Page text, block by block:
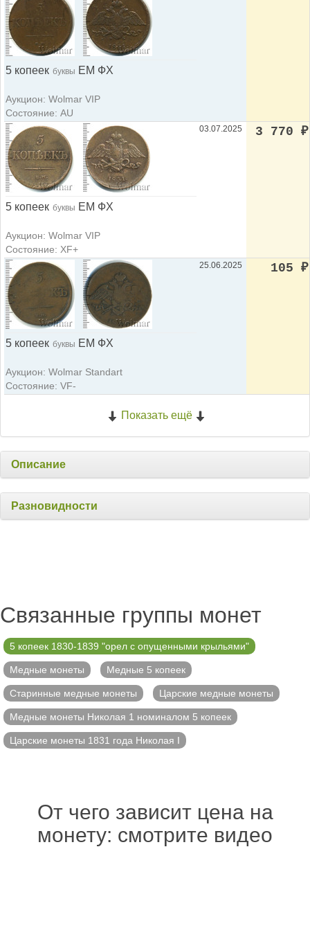
5 копеек буквы ЕМ ФХ
Аукцион: Wolmar VIP
Состояние: AU
5 копеек буквы ЕМ ФХ
Аукцион: Wolmar VIP
Состояние: XF+
03.07.2025 3 770 ₽
5 копеек буквы ЕМ ФХ
Аукцион: Wolmar Standart
Состояние: VF-
25.06.2025 105 ₽
Показать ещё
Описание
Разновидности
Связанные группы монет
5 копеек 1830-1839 "орел с опущенными крыльями"
Медные монеты Медные 5 копеек
Старинные медные монеты Царские медные монеты
Медные монеты Николая 1 номиналом 5 копеек
Царские монеты 1831 года Николая I
От чего зависит цена на
монету: смотрите видео